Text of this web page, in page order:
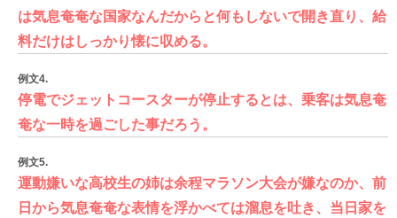
は気息奄奄な国家なんだからと何もしないで開き直り、給
料だけはしっかり懐に収める。
例文4.
停電でジェットコースターが停止するとは、乗客は気息奄
奄な一時を過ごした事だろう。
例文5.
運動嫌いな高校生の姉は余程マラソン大会が嫌なのか、前
日から気息奄奄な表情を浮かべては溜息を吐き、当日家を